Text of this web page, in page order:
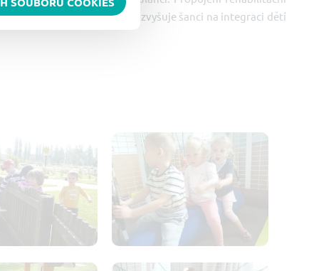
komplexní péči, která zvyšuje šanci na integraci dětí
SOUBORŮ COOKIES